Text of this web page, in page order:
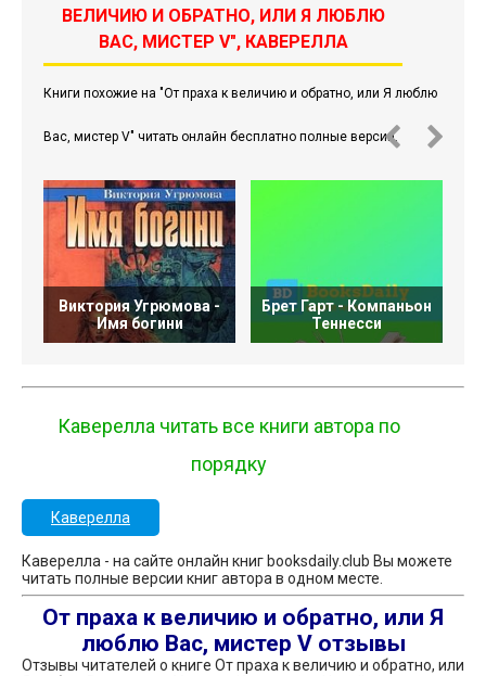
ВЕЛИЧИЮ И ОБРАТНО, ИЛИ Я ЛЮБЛЮ
ВАС, МИСТЕР V", КАВЕРЕЛЛА
Книги похожие на "От праха к величию и обратно, или Я люблю
Вас, мистер V" читать онлайн бесплатно полные версии.
Виктория Угрюмова -
Имя богини
Брет Гарт - Компаньон
Теннесси
Каверелла читать все книги автора по
порядку
Каверелла
Каверелла - на сайте онлайн книг booksdaily.club Вы можете
читать полные версии книг автора в одном месте.
От праха к величию и обратно, или Я
люблю Вас, мистер V отзывы
Отзывы читателей о книге От праха к величию и обратно, или